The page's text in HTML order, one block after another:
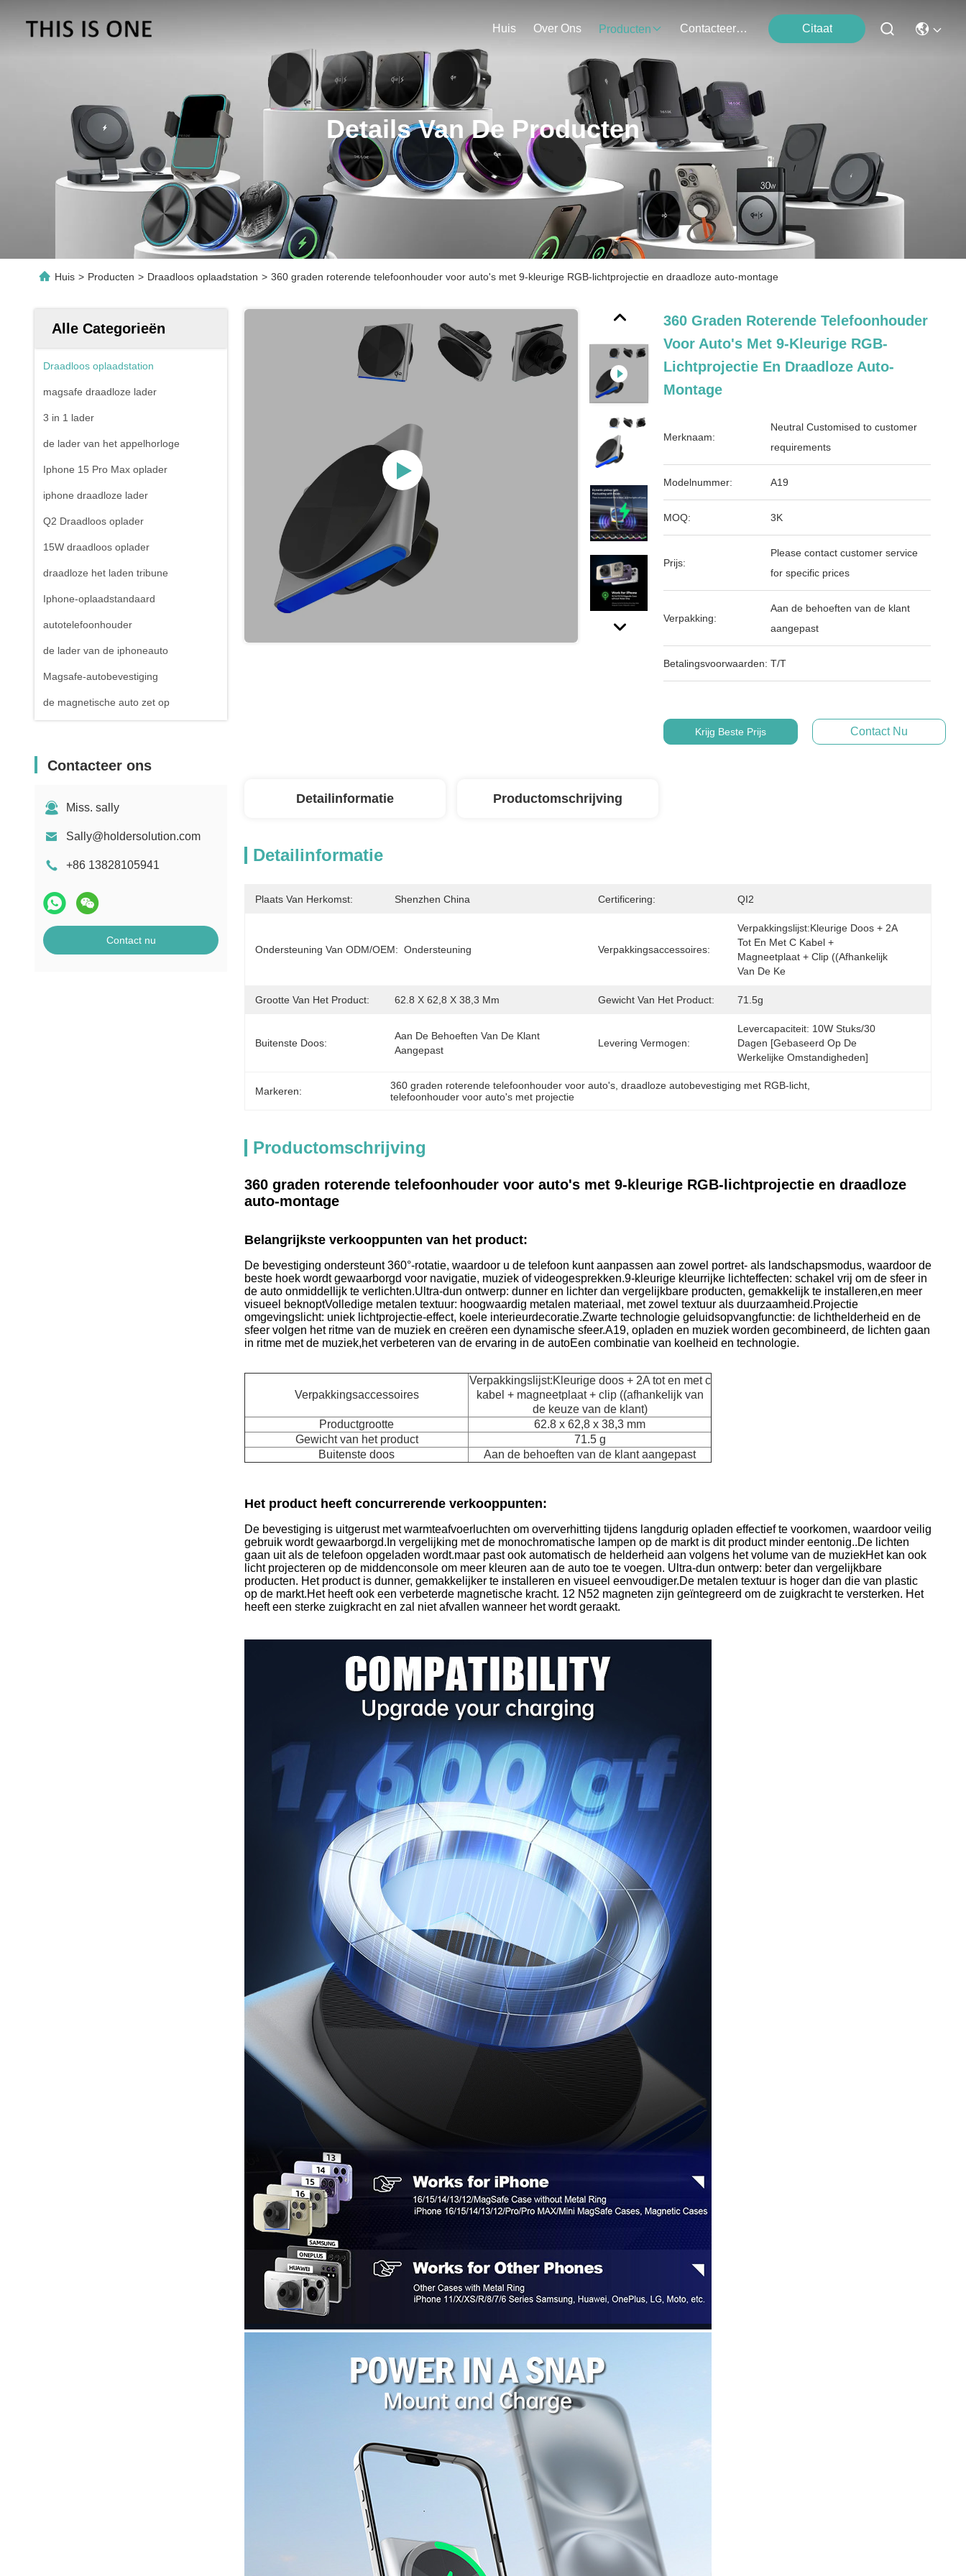
Huis Over Ons Producten Contacteer Ons Citaat
Details Van De Producten
Huis > Producten > Draadloos oplaadstation > 360 graden roterende telefoonhouder voor auto's met 9-kleurige RGB-lichtprojectie en draadloze auto-montage
Alle Categorieën
Draadloos oplaadstation
magsafe draadloze lader
3 in 1 lader
de lader van het appelhorloge
Iphone 15 Pro Max oplader
iphone draadloze lader
Q2 Draadloos oplader
15W draadloos oplader
draadloze het laden tribune
Iphone-oplaadstandaard
autotelefoonhouder
de lader van de iphoneauto
Magsafe-autobevestiging
de magnetische auto zet op
Contacteer ons
Miss. sally
Sally@holdersolution.com
+86 13828105941
Contact nu
360 Graden Roterende Telefoonhouder
Voor Auto's Met 9-Kleurige RGB-
Lichtprojectie En Draadloze Auto-
Montage
Merknaam:
Neutral Customised to customer
requirements
Modelnummer: A19
MOQ: 3K
Prijs:
Please contact customer service
for specific prices
Verpakking:
Aan de behoeften van de klant
aangepast
Betalingsvoorwaarden: T/T
Krijg Beste Prijs Contact Nu
Detailinformatie Productomschrijving
Detailinformatie
Plaats Van Herkomst: Shenzhen China Certificering: QI2
Ondersteuning Van ODM/OEM: Ondersteuning Verpakkingsaccessoires:
Verpakkingslijst:Kleurige Doos + 2A
Tot En Met C Kabel +
Magneetplaat + Clip ((afhankelijk
Van De Ke
Grootte Van Het Product: 62.8 X 62,8 X 38,3 Mm Gewicht Van Het Product: 71.5g
Buitenste Doos:
Aan De Behoeften Van De Klant
Aangepast
Levering Vermogen:
Levercapaciteit: 10W Stuks/30
Dagen [gebaseerd Op De
Werkelijke Omstandigheden]
Markeren: 360 graden roterende telefoonhouder voor auto's , draadloze autobevestiging met RGB-licht
telefoonhouder voor auto's met projectie
Productomschrijving
360 graden roterende telefoonhouder voor auto's met 9-kleurige RGB-lichtprojectie en draadloze
auto-montage
Belangrijkste verkooppunten van het product:
De bevestiging ondersteunt 360°-rotatie, waardoor u de telefoon kunt aanpassen aan zowel portret- als landschapsmodus, waardoor de
beste hoek wordt gewaarborgd voor navigatie, muziek of videogesprekken.9-kleurige kleurrijke lichteffecten: schakel vrij om de sfeer in
de auto onmiddellijk te verlichten.Ultra-dun ontwerp: dunner en lichter dan vergelijkbare producten, gemakkelijk te installeren,en meer
visueel beknoptVolledige metalen textuur: hoogwaardig metalen materiaal, met zowel textuur als duurzaamheid.Projectie
omgevingslicht: uniek lichtprojectie-effect, koele interieurdecoratie.Zwarte technologie geluidsopvangfunctie: de lichthelderheid en de
sfeer volgen het ritme van de muziek en creëren een dynamische sfeer.A19, opladen en muziek worden gecombineerd, de lichten gaan
in ritme met de muziek,het verbeteren van de ervaring in de autoEen combinatie van koelheid en technologie.
Verpakkingsaccessoires
Verpakkingslijst:Kleurige doos + 2A tot en met c
kabel + magneetplaat + clip ((afhankelijk van
de keuze van de klant)
Productgrootte
62.8 x 62,8 x 38,3 mm
Gewicht van het product
71.5 g
Buitenste doos
Aan de behoeften van de klant aangepast
Het product heeft concurrerende verkooppunten:
De bevestiging is uitgerust met warmteafvoerluchten om oververhitting tijdens langdurig opladen effectief te voorkomen, waardoor veilig
gebruik wordt gewaarborgd. In vergelijking met de monochromatische lampen op de markt is dit product minder eentonig..De lichten
gaan uit als de telefoon opgeladen wordt.maar past ook automatisch de helderheid aan volgens het volume van de muziekHet kan ook
licht projecteren op de middenconsole om meer kleuren aan de auto toe te voegen. Ultra-dun ontwerp: beter dan vergelijkbare
producten. Het product is dunner, gemakkelijker te installeren en visueel eenvoudiger.De metalen textuur is hoger dan die van plastic
op de markt.Het heeft ook een verbeterde magnetische kracht. 12 N52 magneten zijn geïntegreerd om de zuigkracht te versterken. Het
heeft een sterke zuigkracht en zal niet afvallen wanneer het wordt geraakt.